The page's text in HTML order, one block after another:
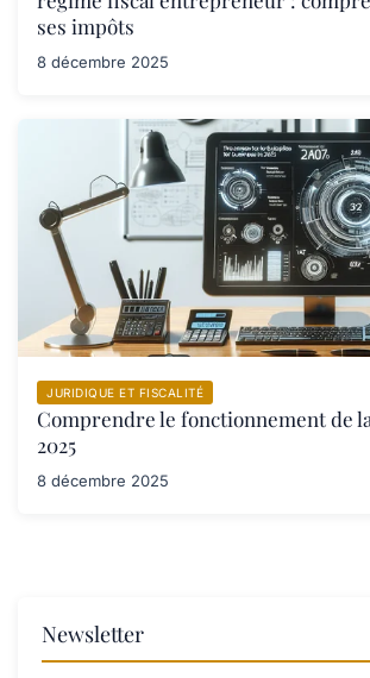
ses impôts
8 décembre 2025
JURIDIQUE ET FISCALITÉ
Comprendre le fonctionnement de
2025
8 décembre 2025
Newsletter